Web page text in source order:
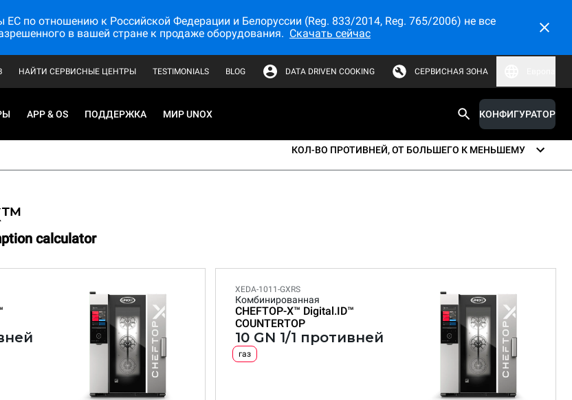
по отношению к Российской Федерации и Белоруссии (Reg. 833/2014, Reg. 765/2006) не все
в вашей стране к продаже оборудования. Скачать сейчас
НАЙТИ СЕРВИСНЫЕ ЦЕНТРЫ TESTIMONIALS BLOG DATA DRIVEN COOKING СЕРВИСНАЯ ЗОНА
APP & OS ПОДДЕРЖКА МИР UNOX КОНФИГУРАТОР
КОЛ-ВО ПРОТИВНЕЙ, ОТ БОЛЬШЕГО К МЕНЬШЕМУ
calculator
XEDA-1011-GXRS
Комбинированная
CHEFTOP-X™ Digital.ID™
COUNTERTOP
10 GN 1/1 противней
газ